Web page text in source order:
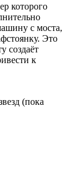
которого
с моста,
Это
создаёт
к
(пока